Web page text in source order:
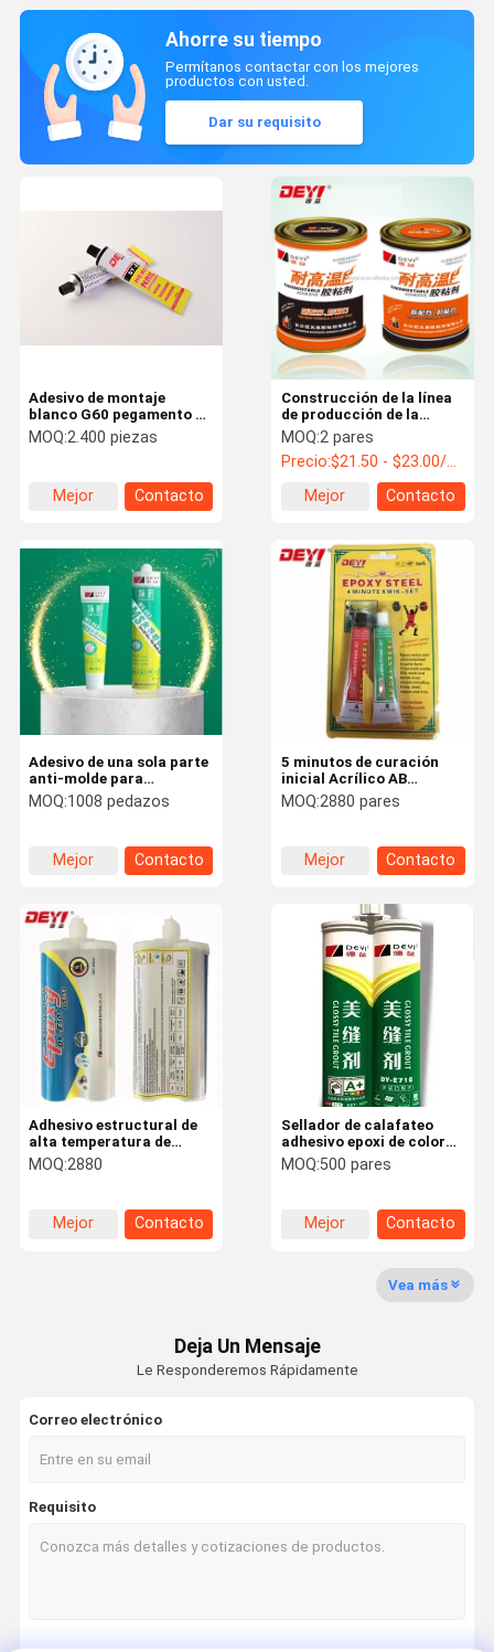
En Casa. Productos Los Vídeos
Sobre
Nosotros
Recorrido
Control De
Noticias
Trabajo
Ahorre su tiempo
Permítanos contactar con los mejores
productos con usted.
Dar su requisito
Construcción de la línea
de producción de la
industria química de
pegamento epoxi AB de
alta temperatura
MOQ:2 pares
Precio:$21.50 - $23.00/pairs
Mejor
Contacto
Adesivo de montaje
blanco G60 pegamento de
construcción libre de
clavos para metal
MOQ:2.400 piezas
Mejor
Contacto
5 minutos de curación
inicial Acrílico AB
pegamento adhesivo para
dispositivos médicos y
MOQ:2880 pares
Mejor
Contacto
Adesivo de una sola parte
anti-molde para
decoración del hogar
sellador de curación
MOQ:1008 pedazos
Mejor
Contacto
Sellador de calafateo
adhesivo epoxi de color
resistente a ácidos y
álcalis con lechada de
MOQ:500 pares
Mejor
Contacto
Adhesivo estructural de
alta temperatura de
resina epoxi fenólica
pegamento de unión
MOQ:2880
Mejor
Contacto
Vea más
Deja Un Mensaje
Le Responderemos Rápidamente
Correo electrónico
Requisito